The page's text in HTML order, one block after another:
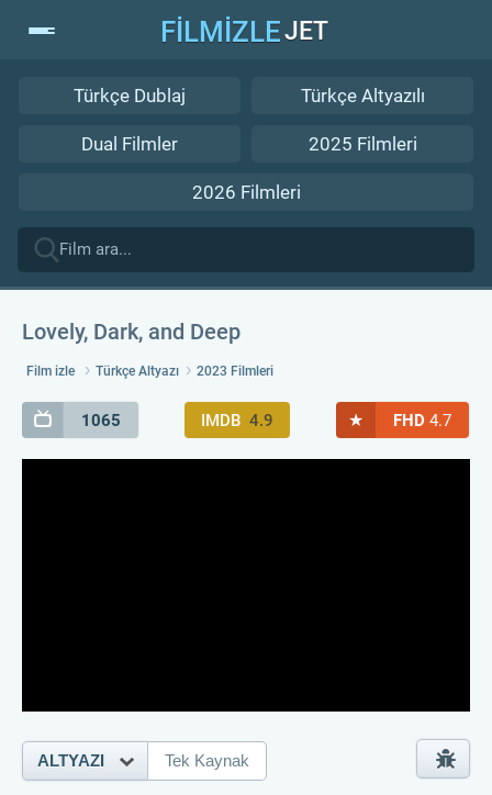
FİLMİZLEJET
Türkçe Dublaj Türkçe Altyazılı
Dual Filmler 2025 Filmleri
2026 Filmleri
Lovely, Dark, and Deep
Film izle Türkçe Altyazı 2023 Filmleri
1065 IMDB 4.9 ★ FHD 4.7
ALTYAZI Tek Kaynak